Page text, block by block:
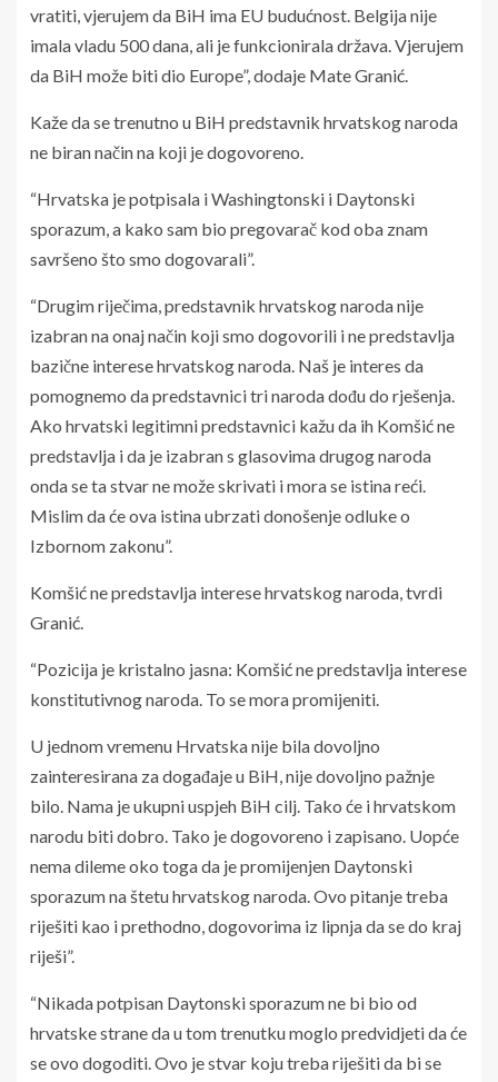
vratiti, vjerujem da BiH ima EU budućnost. Belgija nije
imala vladu 500 dana, ali je funkcionirala država. Vjerujem
da BiH može biti dio Europe”, dodaje Mate Granić.
Kaže da se trenutno u BiH predstavnik hrvatskog naroda
ne biran način na koji je dogovoreno.
“Hrvatska je potpisala i Washingtonski i Daytonski
sporazum, a kako sam bio pregovarač kod oba znam
savršeno što smo dogovarali”.
“Drugim riječima, predstavnik hrvatskog naroda nije
izabran na onaj način koji smo dogovorili i ne predstavlja
bazične interese hrvatskog naroda. Naš je interes da
pomognemo da predstavnici tri naroda dođu do rješenja.
Ako hrvatski legitimni predstavnici kažu da ih Komšić ne
predstavlja i da je izabran s glasovima drugog naroda
onda se ta stvar ne može skrivati i mora se istina reći.
Mislim da će ova istina ubrzati donošenje odluke o
Izbornom zakonu”.
Komšić ne predstavlja interese hrvatskog naroda, tvrdi
Granić.
“Pozicija je kristalno jasna: Komšić ne predstavlja interese
konstitutivnog naroda. To se mora promijeniti.
U jednom vremenu Hrvatska nije bila dovoljno
zainteresirana za događaje u BiH, nije dovoljno pažnje
bilo. Nama je ukupni uspjeh BiH cilj. Tako će i hrvatskom
narodu biti dobro. Tako je dogovoreno i zapisano. Uopće
nema dileme oko toga da je promijenjen Daytonski
sporazum na štetu hrvatskog naroda. Ovo pitanje treba
riješiti kao i prethodno, dogovorima iz lipnja da se do kraj
riješi”.
“Nikada potpisan Daytonski sporazum ne bi bio od
hrvatske strane da u tom trenutku moglo predvidjeti da će
se ovo dogoditi. Ovo je stvar koju treba riješiti da bi se